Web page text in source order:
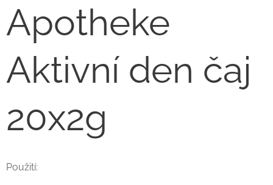
Apotheke
Aktivní den čaj
20x2g
Použití: